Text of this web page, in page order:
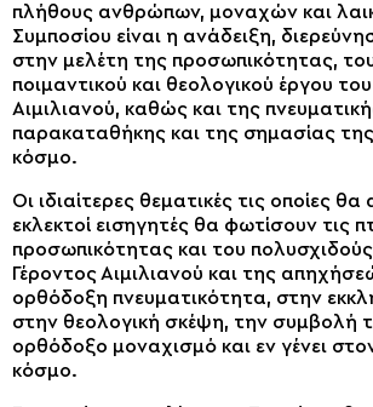
πλήθους ανθρώπων, μοναχών και
Συμποσίου είναι η ανάδειξη,
στην μελέτη της προσωπικότητας,
ποιμαντικού και θεολογικού έργου
Αιμιλιανού, καθώς και της
παρακαταθήκης και της σημασίας
κόσμο.
Οι ιδιαίτερες θεματικές τις οποίες
εκλεκτοί εισηγητές θα φωτίσουν τις
προσωπικότητας και του
Γέροντος Αιμιλιανού και της
ορθόδοξη πνευματικότητα, στην
στην θεολογική σκέψη, την συμβολή
ορθόδοξο μοναχισμό και εν γένει
κόσμο.